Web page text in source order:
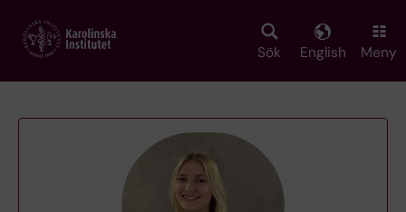
main
Sök English Meny